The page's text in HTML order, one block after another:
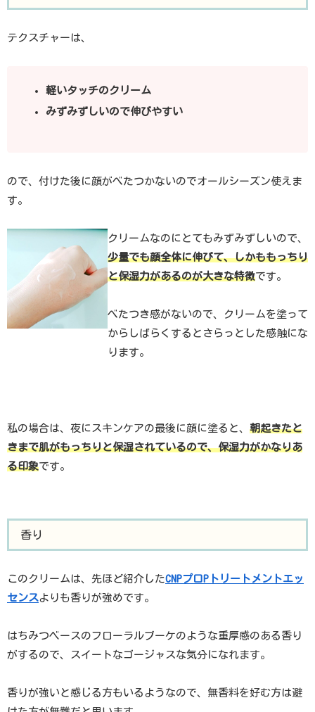
テクスチャーは、
軽いタッチのクリーム
みずみずしいので伸びやすい
ので、付けた後に顔がべたつかないのでオールシーズン使えま
す。
クリームなのにとてもみずみずしいので、
少量でも顔全体に伸びて、しかももっちり
と保湿力があるのが大きな特徴です。
べたつき感がないので、クリームを塗って
からしばらくするとさらっとした感触にな
ります。
私の場合は、夜にスキンケアの最後に顔に塗ると、 朝起きたと
きまで肌がもっちりと保湿されているので、保湿力がかなりあ
る印象です。
香り
このクリームは、先ほど紹介したCNPプロPトリートメントエッ
センス よりも香りが強めです。
はちみつベースのフローラルブーケのような重厚感のある香り
がするので、スイートなゴージャスな気分になれます。
香りが強いと感じる方もいるようなので、無香料を好む方は避